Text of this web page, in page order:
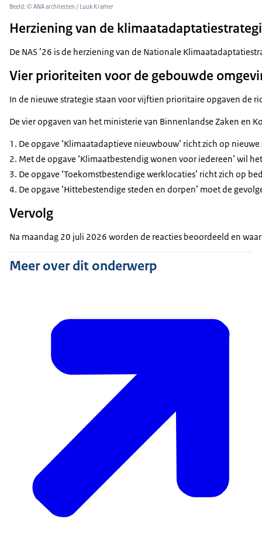
Beeld: © ANA architecten / Luuk Kramer
Herziening van de
De NAS ’26 is de herziening van de Nationale
Vier prioriteiten voor de gebouwde
In de nieuwe strategie staan voor vijftien prioritaire opgaven de
De vier opgaven van het ministerie van Binnenlandse Zaken en
De opgave ‘Klimaatadaptieve nieuwbouw’ richt zich op
Met de opgave ‘Klimaatbestendig wonen voor iedereen’ wil
De opgave ‘Toekomstbestendige werklocaties’ richt zich op
De opgave ‘Hittebestendige steden en dorpen’ moet de
Vervolg
Na maandag 20 juli 2026 worden de reacties beoordeeld en
Meer over dit onderwerp